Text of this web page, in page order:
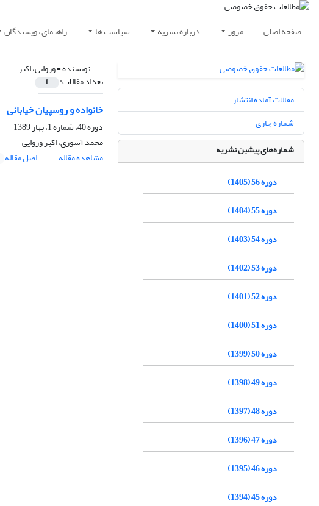
صفحه اصلی مرور درباره نشریه سیاست ها راهنمای نویسندگان
نویسنده =وروایی، اکبر
تعداد مقالات: 1
خانواده و روسپیان خیابانی
دوره 40، شماره 1، بهار 1389
محمد آشوری، اکبر وروایی
مشاهده مقاله
اصل مقاله
مقالات آماده انتشار
شماره جاری
شماره‌های پیشین نشریه
دوره 56 (1405)
دوره 55 (1404)
دوره 54 (1403)
دوره 53 (1402)
دوره 52 (1401)
دوره 51 (1400)
دوره 50 (1399)
دوره 49 (1398)
دوره 48 (1397)
دوره 47 (1396)
دوره 46 (1395)
دوره 45 (1394)